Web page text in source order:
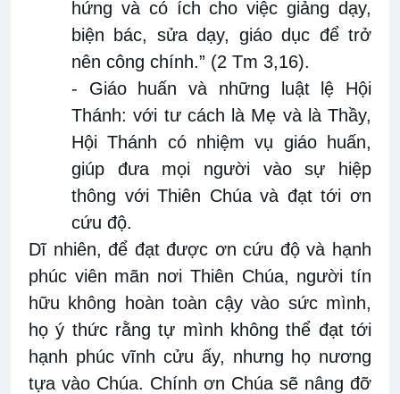
hứng và có ích cho việc giảng dạy,
biện bác, sửa dạy, giáo dục để trở
nên công chính.” (2 Tm 3,16).
- Giáo huấn và những luật lệ Hội
Thánh: với tư cách là Mẹ và là Thầy,
Hội Thánh có nhiệm vụ giáo huấn,
giúp đưa mọi người vào sự hiệp
thông với Thiên Chúa và đạt tới ơn
cứu độ.
Dĩ nhiên, để đạt được ơn cứu độ và hạnh
phúc viên mãn nơi Thiên Chúa, người tín
hữu không hoàn toàn cậy vào sức mình,
họ ý thức rằng tự mình không thể đạt tới
hạnh phúc vĩnh cửu ấy, nhưng họ nương
tựa vào Chúa. Chính ơn Chúa sẽ nâng đỡ